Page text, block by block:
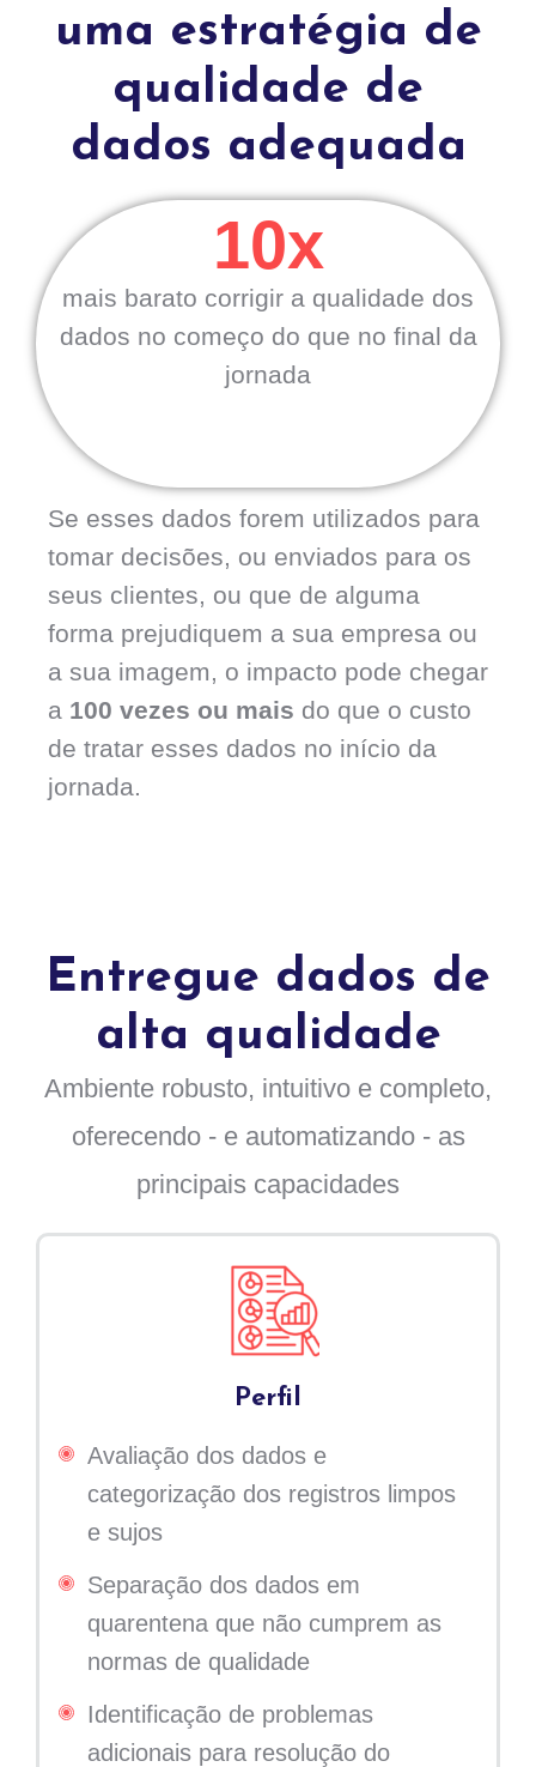
uma estratégia de
qualidade de
dados adequada
10x
mais barato corrigir a qualidade dos
dados no começo do que no final da
jornada
Se esses dados forem utilizados para
tomar decisões, ou enviados para os
seus clientes, ou que de alguma
forma prejudiquem a sua empresa ou
a sua imagem, o impacto pode chegar
a 100 vezes ou mais do que o custo
de tratar esses dados no início da
jornada.
Entregue dados de
alta qualidade
Ambiente robusto, intuitivo e completo,
oferecendo - e automatizando - as
principais capacidades
Perfil
Avaliação dos dados e
categorização dos registros limpos
e sujos
Separação dos dados em
quarentena que não cumprem as
normas de qualidade
Identificação de problemas
adicionais para resolução do